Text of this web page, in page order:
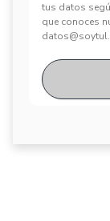
tus datos
que conoces